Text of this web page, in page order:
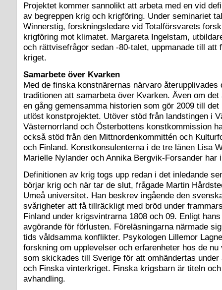
Projektet kommer sannolikt att arbeta med en vid
av begreppen krig och krigföring. Under seminariet
Winnerstig, forskningsledare vid Totalförsvarets
krigföring mot klimatet. Margareta Ingelstam,
och rättvisefrågor sedan -80-talet, uppmanade till att
kriget.
Samarbete över Kvarken
Med de finska konstnärernas närvaro återupplivades
traditionen att samarbeta över Kvarken. Även om det
en gång gemensamma historien som gör 2009 till
utlöst konstprojektet. Utöver stöd från landstingen i
Västernorrland och Österbottens konstkommission
också stöd från den Mittnordenkommittén och
och Finland. Konstkonsulenterna i de tre länen Lisa
Marielle Nylander och Annika Bergvik-Forsander har
Definitionen av krig togs upp redan i det inledande
börjar krig och när tar de slut, frågade Martin
Umeå universitet. Han beskrev ingående den
svårigheter att få tillräckligt med bröd under
Finland under krigsvintrarna 1808 och 09. Enligt
avgörande för förlusten. Föreläsningarna närmade
tids våldsamma konflikter. Psykologen Lillemor
forskning om upplevelser och erfarenheter hos de
som skickades till Sverige för att omhändertas
och Finska vinterkriget. Finska krigsbarn är titeln
avhandling.